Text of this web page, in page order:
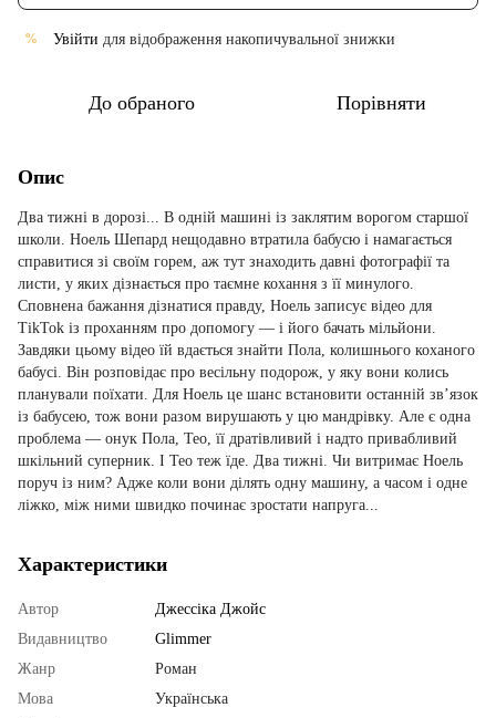
% Увійти для відображення накопичувальної знижки
До обраного Порівняти
Опис
Два тижні в дорозі... В одній машині із заклятим ворогом старшої
школи. Ноель Шепард нещодавно втратила бабусю і намагається
справитися зі своїм горем, аж тут знаходить давні фотографії та
листи, у яких дізнається про таємне кохання з її минулого.
Сповнена бажання дізнатися правду, Ноель записує відео для
TikTok із проханням про допомогу — і його бачать мільйони.
Завдяки цьому відео їй вдається знайти Пола, колишнього коханого
бабусі. Він розповідає про весільну подорож, у яку вони колись
планували поїхати. Для Ноель це шанс встановити останній зв’язок
із бабусею, тож вони разом вирушають у цю мандрівку. Але є одна
проблема — онук Пола, Тео, її дратівливий і надто привабливий
шкільний суперник. І Тео теж їде. Два тижні. Чи витримає Ноель
поруч із ним? Адже коли вони ділять одну машину, а часом і одне
ліжко, між ними швидко починає зростати напруга...
Характеристики
Автор
Джессіка Джойс
Видавництво
Glimmer
Жанр
Роман
Мова
Українська